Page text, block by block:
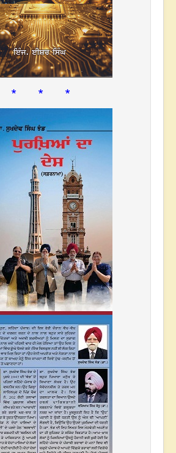
* * *